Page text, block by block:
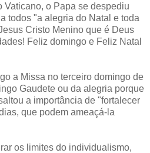
Vaticano, o Papa se despediu
todos "a alegria do Natal e toda
Cristo Menino que é Deus
Feliz domingo e Feliz Natal
a Missa no terceiro domingo de
Gaudete ou da alegria porque
a importância de "fortalecer
que podem ameaçá-la
os limites do individualismo,